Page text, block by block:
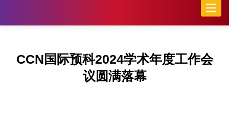
Toggle
CCN国际预科2024学术年度工作会
议圆满落幕